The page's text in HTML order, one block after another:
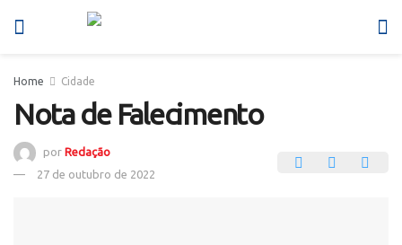
Home Cidade
Nota de Falecimento
por Redação
27 de outubro de 2022